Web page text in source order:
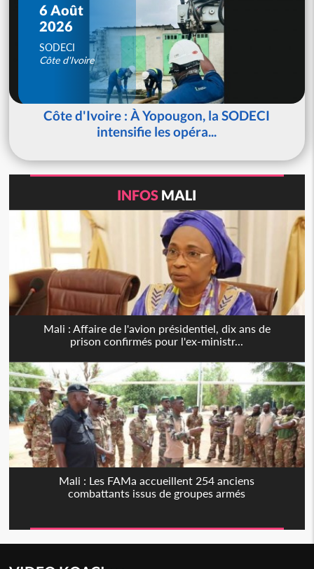
6 Août
2026
SODECI
Côte d'Ivoire
Côte d'Ivoire : À Yopougon, la SODECI
intensifie les opéra...
INFOS MALI
Mali : Affaire de l'avion présidentiel, dix ans de
prison confirmés pour l'ex-ministr...
Mali : Les FAMa accueillent 254 anciens
combattants issus de groupes armés